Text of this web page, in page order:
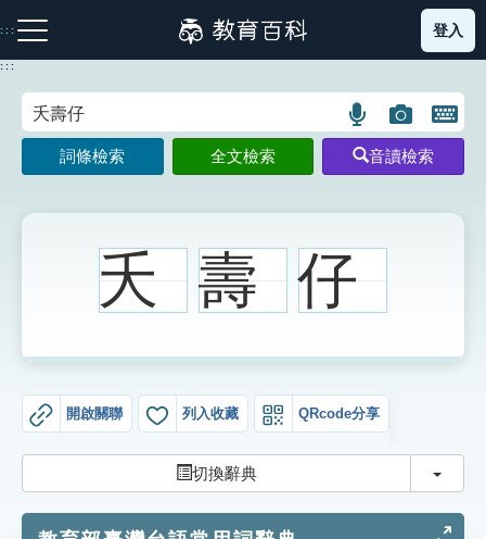
到
主
:::
注音索引圖示 筆畫索引圖示 部首索引表圖示
生字詞彙表
登入
:::
語
言
搜
示
圖
片
搜
開
鍵
圖
詞條檢索 全文檢索 音讀檢索
夭 壽 仔
開啟關聯 列入收藏 QRcode分享
切換辭典 切換